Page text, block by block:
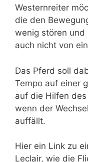
Westernreiter
die den
wenig stören und
auch nicht von
Das Pferd soll
Tempo auf einer
auf die Hilfen
wenn der
auffällt.
Hier ein Link zu
Leclair, wie die